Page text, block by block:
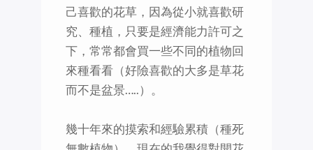
己喜歡的花草，因為從小就喜歡研
究、種植，只要是經濟能力許可之
下，常常都會買一些不同的植物回
來種看看（好險喜歡的大多是草花
而不是盆景…..）。
幾十年來的摸索和經驗累積（種死